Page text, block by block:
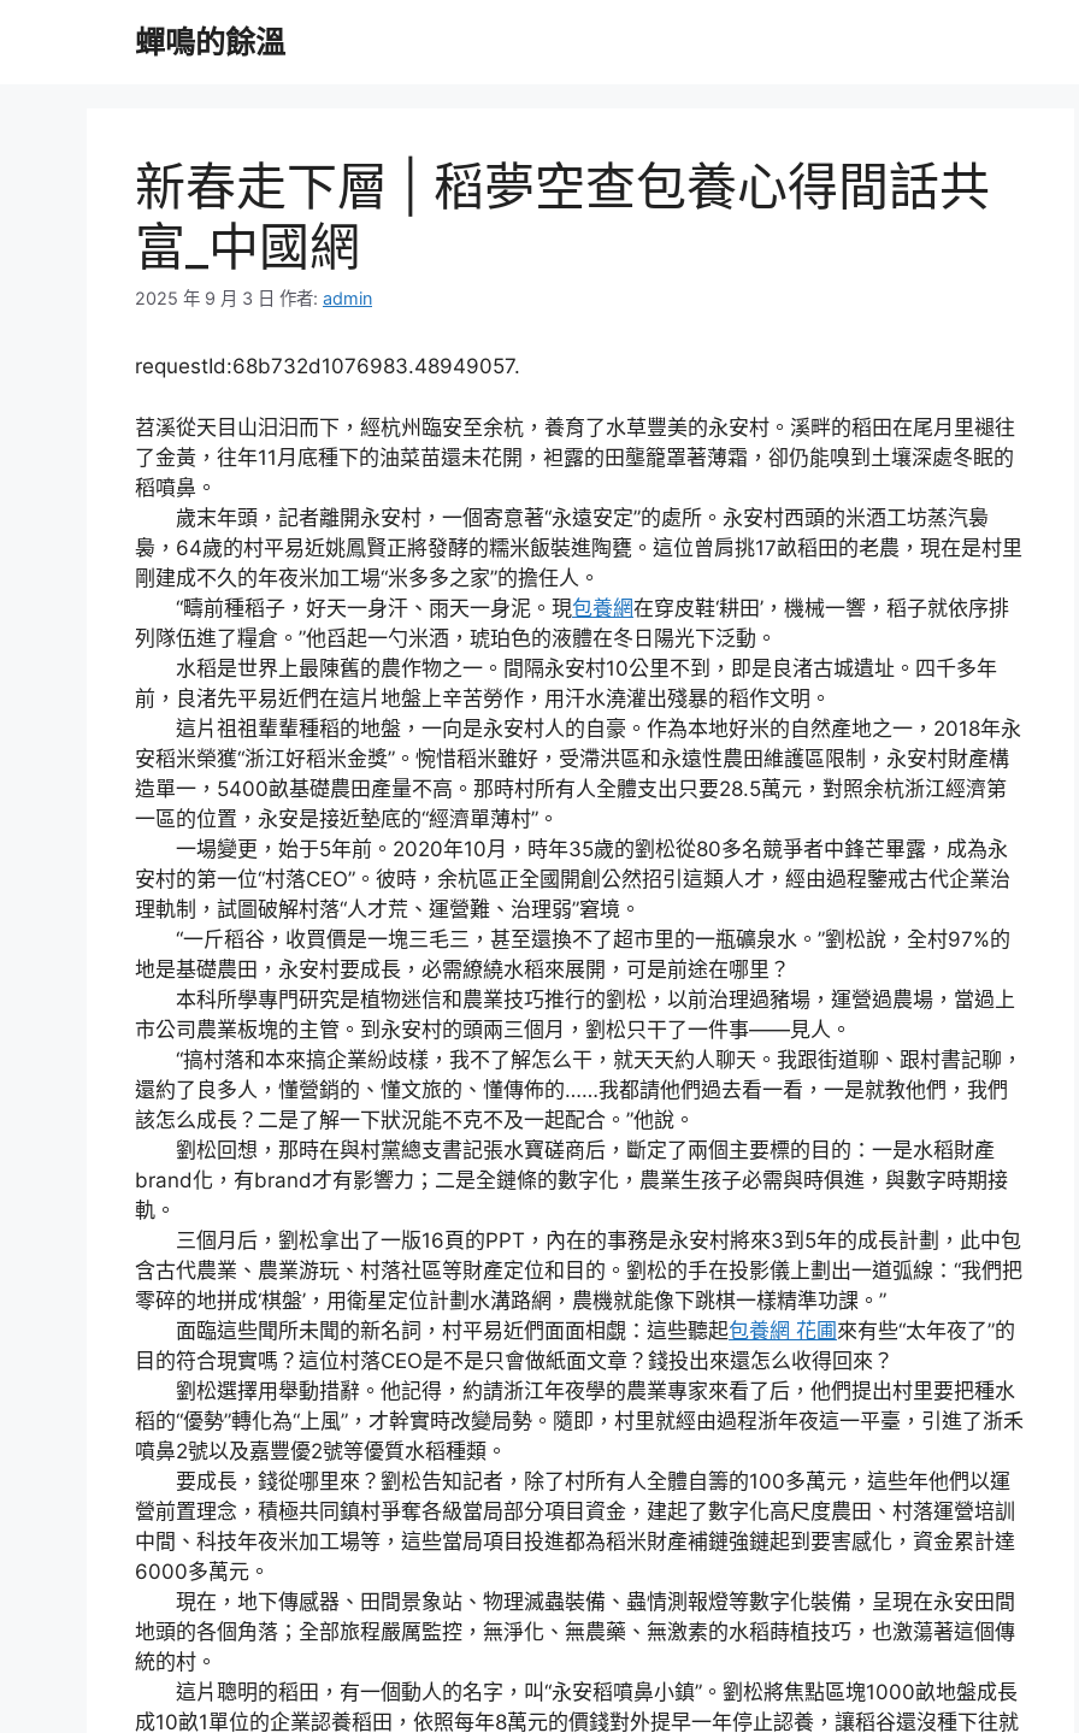
蟬鳴的餘溫
新春走下層 | 稻夢空查包養心得間話共
富_中國網
2025 年 9 月 3 日 作者: admin
requestId:68b732d1076983.48949057.
苕溪從天目山汩汩而下，經杭州臨安至余杭，養育了水草豐美的永安村。溪畔的稻田在尾月里褪往
了金黃，往年11月底種下的油菜苗還未花開，袒露的田壟籠罩著薄霜，卻仍能嗅到土壤深處冬眠的
稻噴鼻。
歲末年頭，記者離開永安村，一個寄意著“永遠安定”的處所。永安村西頭的米酒工坊蒸汽裊
裊，64歲的村平易近姚鳳賢正將發酵的糯米飯裝進陶甕。這位曾肩挑17畝稻田的老農，現在是村里
剛建成不久的年夜米加工場“米多多之家”的擔任人。
“疇前種稻子，好天一身汗、雨天一身泥。現包養網在穿皮鞋‘耕田’，機械一響，稻子就依序排
列隊伍進了糧倉。”他舀起一勺米酒，琥珀色的液體在冬日陽光下泛動。
水稻是世界上最陳舊的農作物之一。間隔永安村10公里不到，即是良渚古城遺址。四千多年
前，良渚先平易近們在這片地盤上辛苦勞作，用汗水澆灌出殘暴的稻作文明。
這片祖祖輩輩種稻的地盤，一向是永安村人的自豪。作為本地好米的自然產地之一，2018年永
安稻米榮獲“浙江好稻米金獎”。惋惜稻米雖好，受滯洪區和永遠性農田維護區限制，永安村財產構
造單一，5400畝基礎農田產量不高。那時村所有人全體支出只要28.5萬元，對照余杭浙江經濟第
一區的位置，永安是接近墊底的“經濟單薄村”。
一場變更，始于5年前。2020年10月，時年35歲的劉松從80多名競爭者中鋒芒畢露，成為永
安村的第一位“村落CEO”。彼時，余杭區正全國開創公然招引這類人才，經由過程鑒戒古代企業治
理軌制，試圖破解村落“人才荒、運營難、治理弱”窘境。
“一斤稻谷，收買價是一塊三毛三，甚至還換不了超市里的一瓶礦泉水。”劉松說，全村97%的
地是基礎農田，永安村要成長，必需繚繞水稻來展開，可是前途在哪里？
本科所學專門研究是植物迷信和農業技巧推行的劉松，以前治理過豬場，運營過農場，當過上
市公司農業板塊的主管。到永安村的頭兩三個月，劉松只干了一件事——見人。
“搞村落和本來搞企業紛歧樣，我不了解怎么干，就天天約人聊天。我跟街道聊、跟村書記聊，
還約了良多人，懂營銷的、懂文旅的、懂傳佈的……我都請他們過去看一看，一是就教他們，我們
該怎么成長？二是了解一下狀況能不克不及一起配合。”他說。
劉松回想，那時在與村黨總支書記張水寶磋商后，斷定了兩個主要標的目的：一是水稻財產
brand化，有brand才有影響力；二是全鏈條的數字化，農業生孩子必需與時俱進，與數字時期接
軌。
三個月后，劉松拿出了一版16頁的PPT，內在的事務是永安村將來3到5年的成長計劃，此中包
含古代農業、農業游玩、村落社區等財產定位和目的。劉松的手在投影儀上劃出一道弧線：“我們把
零碎的地拼成‘棋盤’，用衛星定位計劃水溝路網，農機就能像下跳棋一樣精準功課。”
面臨這些聞所未聞的新名詞，村平易近們面面相覷：這些聽起包養網 花圃來有些“太年夜了”的
目的符合現實嗎？這位村落CEO是不是只會做紙面文章？錢投出來還怎么收得回來？
劉松選擇用舉動措辭。他記得，約請浙江年夜學的農業專家來看了后，他們提出村里要把種水
稻的“優勢”轉化為“上風”，才幹實時改變局勢。隨即，村里就經由過程浙年夜這一平臺，引進了浙禾
噴鼻2號以及嘉豐優2號等優質水稻種類。
要成長，錢從哪里來？劉松告知記者，除了村所有人全體自籌的100多萬元，這些年他們以運
營前置理念，積極共同鎮村爭奪各級當局部分項目資金，建起了數字化高尺度農田、村落運營培訓
中間、科技年夜米加工場等，這些當局項目投進都為稻米財產補鏈強鏈起到要害感化，資金累計達
6000多萬元。
現在，地下傳感器、田間景象站、物理滅蟲裝備、蟲情測報燈等數字化裝備，呈現在永安田間
地頭的各個角落；全部旅程嚴厲監控，無淨化、無農藥、無激素的水稻蒔植技巧，也激蕩著這個傳
統的村。
這片聰明的稻田，有一個動人的名字，叫“永安稻噴鼻小鎮”。劉松將焦點區塊1000畝地盤成長
成10畝1單位的企業認養稻田，依照每年8萬元的價錢對外提早一年停止認養，讓稻谷還沒種下往就